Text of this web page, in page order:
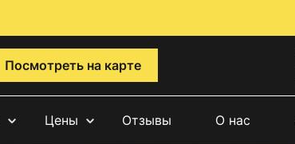
Посмотреть на карте
Цены Отзывы О нас